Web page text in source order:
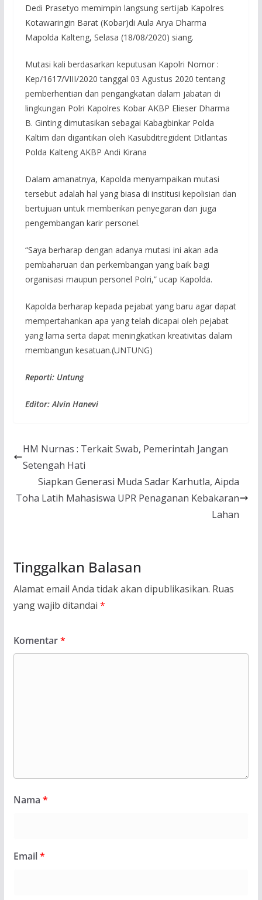
Dedi Prasetyo memimpin langsung sertijab Kapolres
Kotawaringin Barat (Kobar)di Aula Arya Dharma
Mapolda Kalteng, Selasa (18/08/2020) siang.
Mutasi kali berdasarkan keputusan Kapolri Nomor :
Kep/1617/VIII/2020 tanggal 03 Agustus 2020 tentang
pemberhentian dan pengangkatan dalam jabatan di
lingkungan Polri Kapolres Kobar AKBP Elieser Dharma
B. Ginting dimutasikan sebagai Kabagbinkar Polda
Kaltim dan digantikan oleh Kasubditregident Ditlantas
Polda Kalteng AKBP Andi Kirana
Dalam amanatnya, Kapolda menyampaikan mutasi
tersebut adalah hal yang biasa di institusi kepolisian dan
bertujuan untuk memberikan penyegaran dan juga
pengembangan karir personel.
“Saya berharap dengan adanya mutasi ini akan ada
pembaharuan dan perkembangan yang baik bagi
organisasi maupun personel Polri,” ucap Kapolda.
Kapolda berharap kepada pejabat yang baru agar dapat
mempertahankan apa yang telah dicapai oleh pejabat
yang lama serta dapat meningkatkan kreativitas dalam
membangun kesatuan.(UNTUNG)
Reporti: Untung
Editor: Alvin Hanevi
HM Nurnas : Terkait Swab, Pemerintah Jangan
Setengah Hati
Siapkan Generasi Muda Sadar Karhutla, Aipda
Toha Latih Mahasiswa UPR Penaganan Kebakaran
Lahan
Tinggalkan Balasan
Alamat email Anda tidak akan dipublikasikan. Ruas
yang wajib ditandai *
Komentar*
Nama *
Email*